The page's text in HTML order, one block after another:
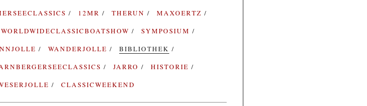
12MR THERUN
MAXOERTZ
WORLDWIDECLASSICBOATSHOW
SYMPOSIUM
WANDERJOLLE
BIBLIOTHEK
JARRO
HISTORIE
CLASSICWEEKEND